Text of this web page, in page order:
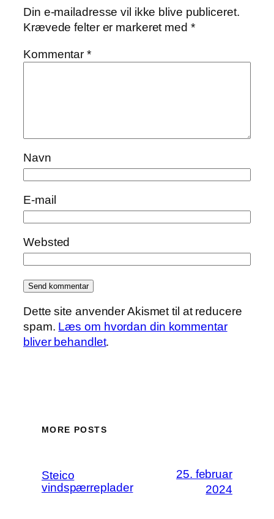
Din e-mailadresse vil ikke blive publiceret.
Krævede felter er markeret med *
Kommentar*
Navn
E-mail
Websted
Dette site anvender Akismet til at reducere
spam. Læs om hvordan din kommentar
bliver behandlet.
MORE POSTS
Steico
vindspærreplader
25. februar
2024